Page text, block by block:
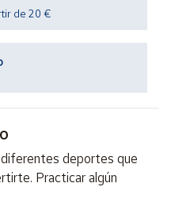
de 20 €
diferentes deportes que
Practicar algún